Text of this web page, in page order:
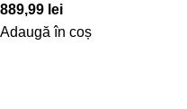
889,99 lei
Adaugă în coș